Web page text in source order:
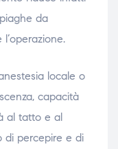
da
locale o
capacità
al tatto e al
di percepire e di